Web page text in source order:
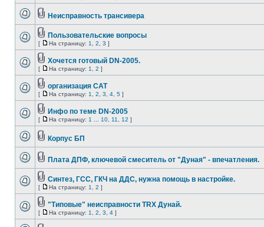
Неисправность трансивера
Пользовательские вопросы
[ На страницу: 1 2 3 ]
Хочется готовый DN-2005.
[ На страницу: 1 2 ]
организация САТ
[ На страницу: 1 2 3 4 5 ]
Инфо по теме DN-2005
[ На страницу: 1 10 11 12 ]
Корпус БП
Плата ДПФ, ключевой смеситель от "Дуная" - впечатления.
Синтез, ГСС, ГКЧ на ДДС, нужна помощь в настройке.
[ На страницу: 1 2 ]
"Типовые" неисправности TRX Дунай.
[ На страницу: 1 2 3 4 ]